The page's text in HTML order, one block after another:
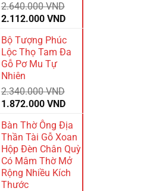
2.640.000VND
Giá
là:
2.640.000 VND.
2.112.000 VNDGiá
hiện
tại
là:
Bộ Tượng Phúc
Lộc Thọ Tam Đa
Gỗ Pơ Mu Tự
Nhiên
2.340.000VND
Giá
là:
2.340.000 VND.
1.872.000 VNDGiá
hiện
tại
là:
1.872.000 VND.
Bàn Thờ Ông Địa
Thần Tài Gỗ Xoan
Hộp Đèn Chân Quỳ
Có Mâm Thờ Mở
Rộng Nhiều Kích
Thước